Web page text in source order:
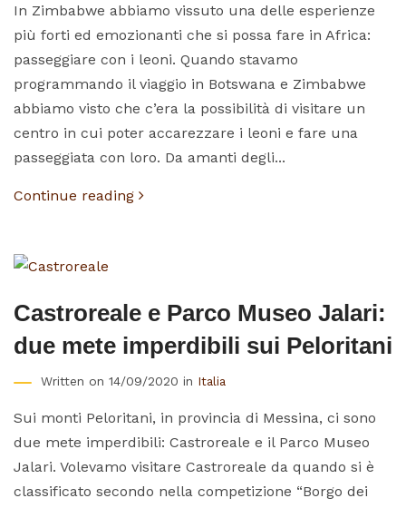
In Zimbabwe abbiamo vissuto una delle esperienze
più forti ed emozionanti che si possa fare in Africa:
passeggiare con i leoni. Quando stavamo
programmando il viaggio in Botswana e Zimbabwe
abbiamo visto che c’era la possibilità di visitare un
centro in cui poter accarezzare i leoni e fare una
passeggiata con loro. Da amanti degli...
Continue reading
Castroreale e Parco Museo Jalari:
due mete imperdibili sui Peloritani
Written on 14/09/2020 in Italia
Sui monti Peloritani, in provincia di Messina, ci sono
due mete imperdibili: Castroreale e il Parco Museo
Jalari. Volevamo visitare Castroreale da quando si è
classificato secondo nella competizione “Borgo dei